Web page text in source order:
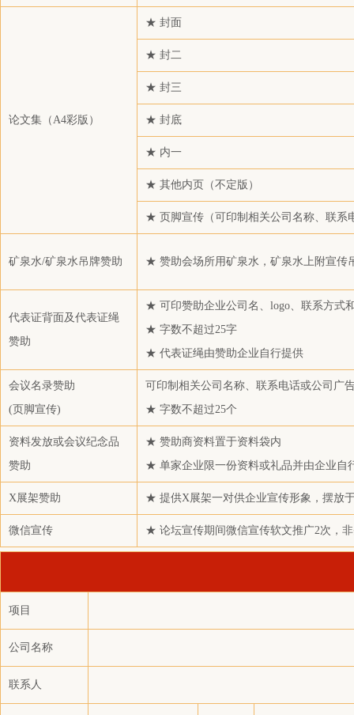
杭州萧山永盛对外贸易有限公司
贵州惟孚祥科技有限公司
碧辟（中国）投资有限公司
招金期货有限公司
湖北绿宇环保有限公司
恒力石化（大连）炼化有限公司
常州通塑化工新材料有限公司
宁波泓驿欣进出口有限公司
上期资本管理有限公司
喜亚包装科技（青岛）有限公司
浙江黄岩洲锽实业有限公司
住化塑料化工贸易（上海）有限公司
广发证券股份有限公司
创元期货股份有限公司
上海竹享贸易有限公司
张家港扬子江保税贸易有限公司
建发物流集团有限公司
上海联弘国际贸易有限公司
论文集（A4彩版）
★ 封面
★ 封二
★ 封三
★ 封底
★ 内一
★ 其他内页（不定版）
★ 页脚宣传（可印制相关公司名称、联系
矿泉水/矿泉水吊牌赞助 ★ 赞助会场所用矿泉水，矿泉水上附宣传
代表证背面及代表证绳
赞助
★ 可印赞助企业公司名、logo、联系方式
★ 字数不超过25字
★ 代表证绳由赞助企业自行提供
会议名录赞助
(页脚宣传)
可印制相关公司名称、联系电话或公司广
★ 字数不超过25个
资料发放或会议纪念品
赞助
★ 赞助商资料置于资料袋内
★ 单家企业限一份资料或礼品并由企业自
X展架赞助 ★ 提供X展架一对供企业宣传形象，摆放
微信宣传 ★ 论坛宣传期间微信宣传软文推广2次，
项目
公司名称
联系人